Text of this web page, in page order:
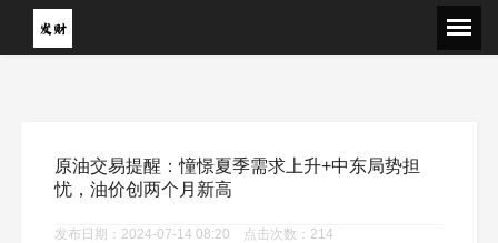
原油交易提醒：憧憬夏季需求上升+中东局势担
忧，油价创两个月新高
发布日期：2024-07-14 08:20 点击次数：214